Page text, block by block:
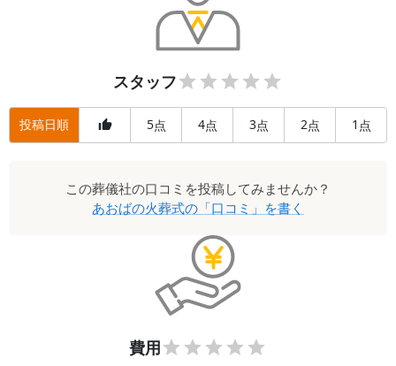
この度はあおばの火葬式にご縁をいただき感
ありがとうございます。 担当スタッフへお褒
いただいたご評価を励みに今後もスタッフの
育成、サービス向上に努めて参ります。 あり
スタッフ
投稿日順 5点 4点 3点 2点 1 点
この葬儀社の口コミを投稿してみませんか？
あおばの火葬式の「口コミ」を書く
費用